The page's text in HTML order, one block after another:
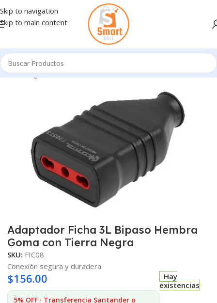
Skip to navigation
Skip to main content
Inicio/Ingresando
Adaptador Ficha 3L Bipaso Hembra
Goma con Tierra Negra
SKU: FIC08
Conexión segura y duradera
$156.00
5% OFF · Transferencia Santander o
Hay
existencias